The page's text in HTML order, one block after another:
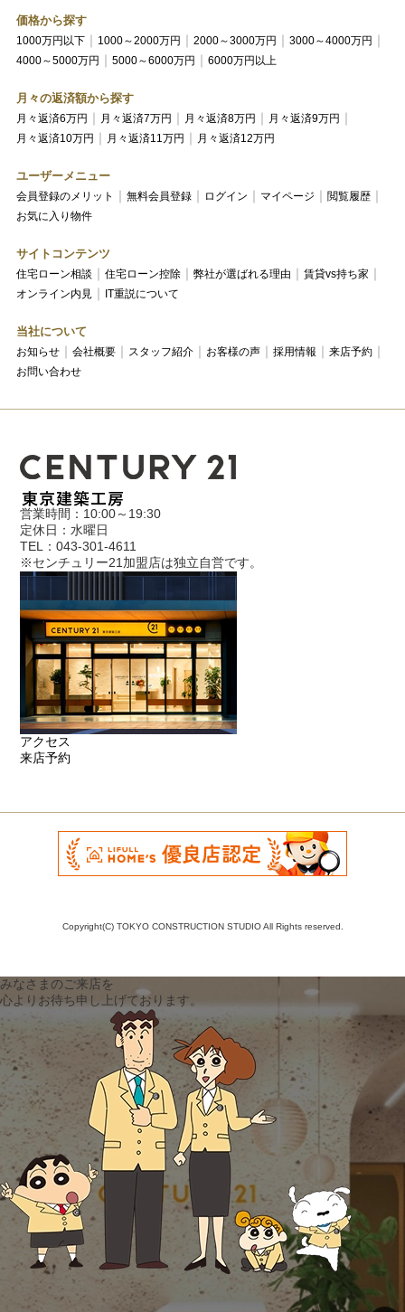
価格から探す
1000万円以下 1000～2000万円 2000～3000万円
3000～4000万円
4000～5000万円
5000～6000万円 6000万円以上
月々の返済額から探す
月々返済6万円 月々返済7万円 月々返済8万円
月々返済9万円
月々返済10万円
月々返済11万円 月々返済12万円
ユーザーメニュー
会員登録のメリット 無料会員登録 ログイン マイページ
閲覧履歴
お気に入り物件
サイトコンテンツ
住宅ローン相談 住宅ローン控除 弊社が選ばれる理由
賃貸vs持ち家
オンライン内見
IT重説について
当社について
お知らせ 会社概要 スタッフ紹介 お客様の声 採用情報
来店予約
お問い合わせ
営業時間：10:00～19:30
定休日：水曜日
TEL：043-301-4611
※センチュリー21加盟店は独立自営です。
アクセス
来店予約
Copyright(C) TOKYO CONSTRUCTION STUDIO All Rights reserved.
みなさまのご来店を
心よりお待ち申し上げております。